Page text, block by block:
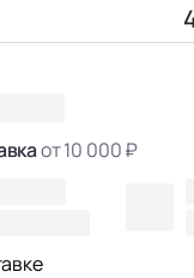
от 10 000 ₽